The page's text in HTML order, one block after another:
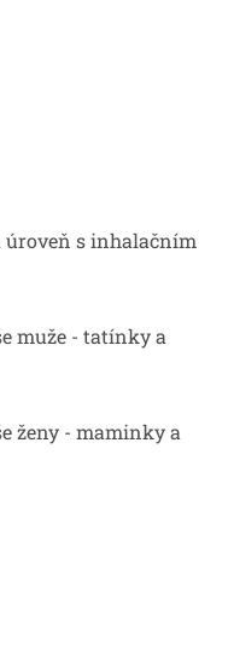
úroveň s inhalačním
muže - tatínky a
ženy - maminky a